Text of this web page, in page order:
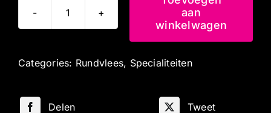
Runderrosbief
aantal
aan
winkelwagen
Categories: Rundvlees, Specialiteiten
Delen Tweet